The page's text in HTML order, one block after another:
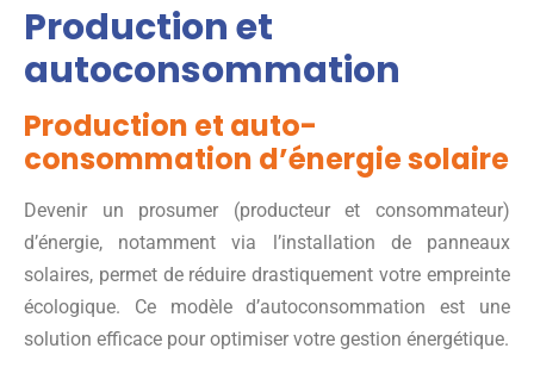
Production et
autoconsommation
Production et auto-
consommation d’énergie solaire
Devenir un prosumer (producteur et consommateur)
d’énergie, notamment via l’installation de panneaux
solaires, permet de réduire drastiquement votre empreinte
écologique. Ce modèle d’autoconsommation est une
solution efficace pour optimiser votre gestion énergétique.